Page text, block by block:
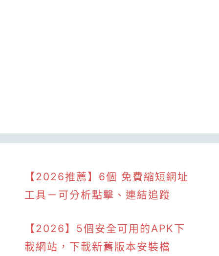
【2026推薦】6個 免費縮短網址
工具－可分析點擊、連結追蹤
【2026】5個安全可用的APK下
載網站，下載新舊版本安裝檔